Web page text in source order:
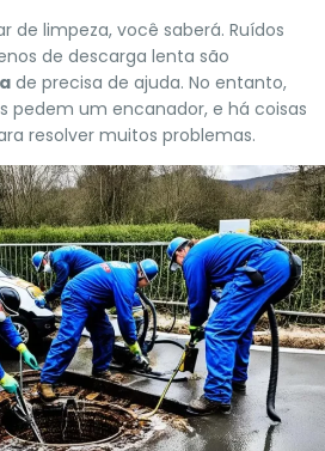
de limpeza, você saberá. Ruídos
de descarga lenta são
de precisa de ajuda. No entanto,
pedem um encanador, e há coisas
resolver muitos problemas.